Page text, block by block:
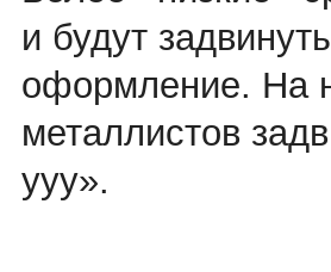
и будут
оформление. На
металлистов
ууу».